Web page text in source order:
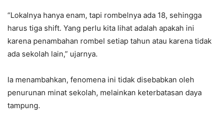
“Lokalnya hanya enam, tapi rombelnya ada 18, sehingga
harus tiga shift. Yang perlu kita lihat adalah apakah ini
karena penambahan rombel setiap tahun atau karena tidak
ada sekolah lain,” ujarnya.
Ia menambahkan, fenomena ini tidak disebabkan oleh
penurunan minat sekolah, melainkan keterbatasan daya
tampung.